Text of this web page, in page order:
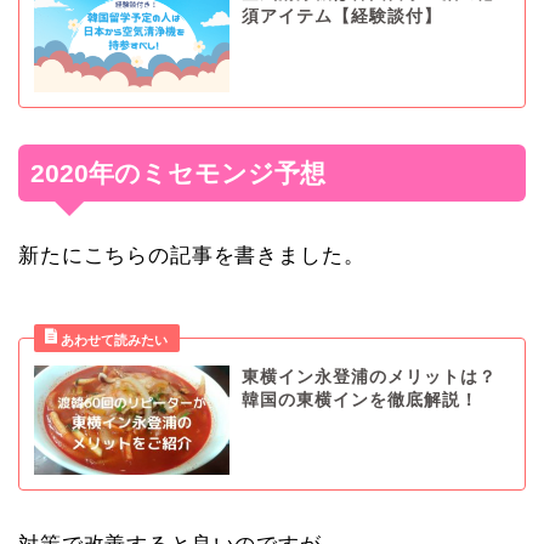
須アイテム【経験談付】
2020年のミセモンジ予想
新たにこちらの記事を書きました。
東横イン永登浦のメリットは？
韓国の東横インを徹底解説！